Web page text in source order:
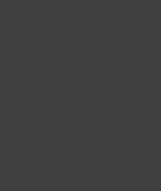
connaissent tout